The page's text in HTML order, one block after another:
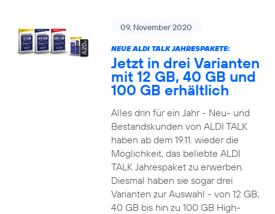
09. November 2020
NEUE ALDI TALK JAHRESPAKETE:
Jetzt in drei Varianten
mit 12 GB, 40 GB und
100 GB erhältlich
Alles drin für ein Jahr - Neu- und
Bestandskunden von ALDI TALK
haben ab dem 19.11. wieder die
Möglichkeit, das beliebte ALDI
TALK Jahrespaket zu erwerben.
Diesmal haben sie sogar drei
Varianten zur Auswahl - von 12 GB,
40 GB bis hin zu 100 GB High-